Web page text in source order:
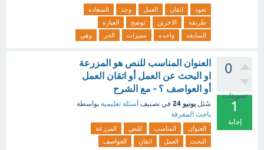
تعود اتقان العمل وجد
السعاده
طريقه
الاخرين توضح
العباره
السابقه
واحده مميزات الحر وهي
0
تصويتات
1
إجابة
العنوان المناسب للنص هو المزرعة
او البحث عن العمل أو اتقان العمل
أو العواصف ؟ - مع الشرح
سُئل يونيو 24 في تصنيف أسئلة تعليمية بواسطة
باحث المعرفة
العنوان المناسب للنص
المزرعة
البحث
العمل اتقان العواصف